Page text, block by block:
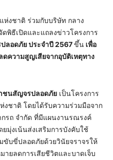
ห่งชาติ ร่วมกับบริษัท กลาง
พิธีเปิดและแถลงข่าวโครงการ
ลอดภัยประจำปี2567ขึ้น เพื่อ
ความสูญเสียจากอุบัติเหตุทาง
ชนสัญจรปลอดภัย เป็นโครงการ
ชาติ โดยได้รับความร่วมมือจาก
รถ จำกัด ที่มีแผนงานรณรงค์
มุ่งเน้นส่งเสริมการบังคับใช้
ขับขี่ปลอดภัยด้วยวินัยจราจรให้
ายลดการเสียชีวิตและบาดเจ็บ